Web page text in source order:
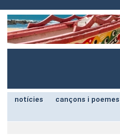
notícies cançons i poemes